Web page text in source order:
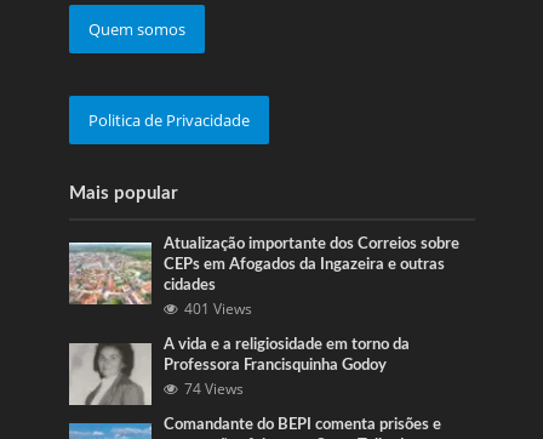
Quem somos
Politica de Privacidade
Mais popular
Atualização importante dos Correios sobre
CEPs em Afogados da Ingazeira e outras
cidades
401 Views
A vida e a religiosidade em torno da
Professora Francisquinha Godoy
74 Views
Comandante do BEPI comenta prisões e